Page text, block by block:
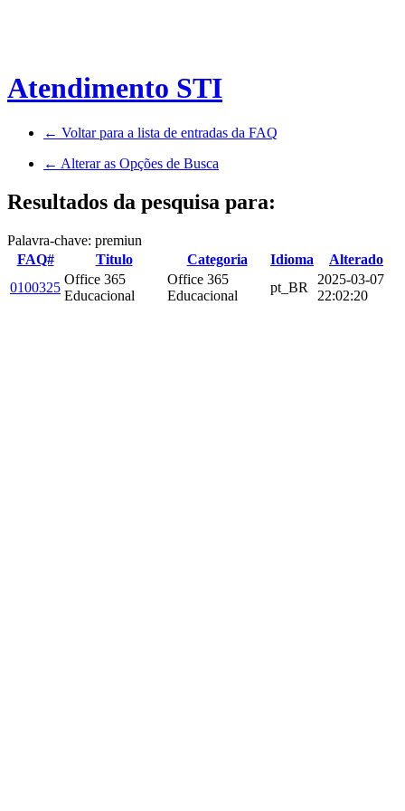
Atendimento STI
← Voltar para a lista de entradas da FAQ
← Alterar as Opções de Busca
Resultados da pesquisa para:
Palavra-chave: premiun
FAQ#
Titulo Categoria Idioma
Alterado
0100325
Office 365
Educacional
Office 365
Educacional
pt_BR
2025-03-07
22:02:20